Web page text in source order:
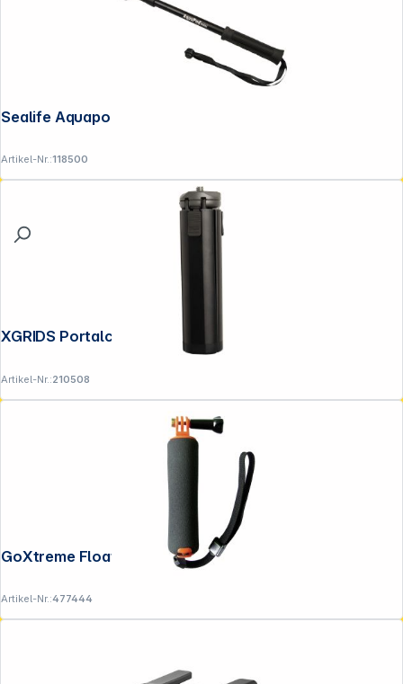
Sealife Aquapod Mini (SL912)
Artikel-Nr.:118500
XGRIDS Portalcam Tripod
Artikel-Nr.:210508
GoXtreme Floating Grip
Artikel-Nr.:477444